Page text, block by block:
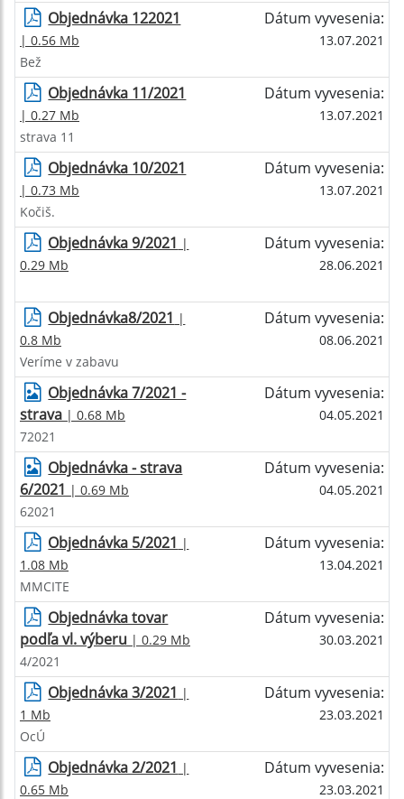
Objednávka 122021
| 0.56 Mb
Dátum vyvesenia:
13.07.2021
Bež
Objednávka 11/2021
| 0.27 Mb
Dátum vyvesenia:
13.07.2021
strava 11
Objednávka 10/2021
| 0.73 Mb
Dátum vyvesenia:
13.07.2021
Kočiš.
Objednávka 9/2021 |
0.29 Mb
Dátum vyvesenia:
28.06.2021
Objednávka8/2021 |
0.8 Mb
Dátum vyvesenia:
08.06.2021
Veríme v zabavu
Objednávka 7/2021 -
strava | 0.68 Mb
Dátum vyvesenia:
04.05.2021
72021
Objednávka - strava
6/2021 | 0.69 Mb
Dátum vyvesenia:
04.05.2021
62021
Objednávka 5/2021 |
1.08 Mb
Dátum vyvesenia:
13.04.2021
MMCITE
Objednávka tovar
podľa vl. výberu | 0.29 Mb
Dátum vyvesenia:
30.03.2021
4/2021
Objednávka 3/2021 |
1 Mb
Dátum vyvesenia:
23.03.2021
OcÚ
Objednávka 2/2021 |
0.65 Mb
Dátum vyvesenia:
23.03.2021